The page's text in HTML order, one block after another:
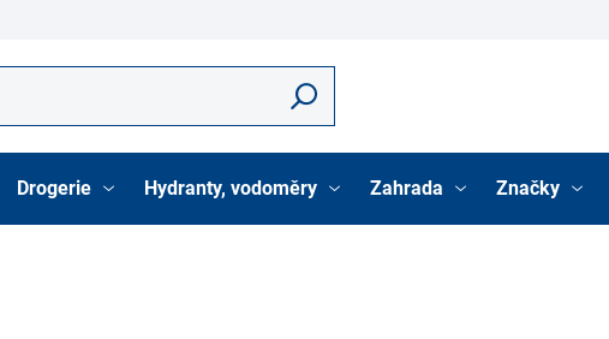
Hledat
Drogerie Hydranty, vodoměry Zahrada Značky